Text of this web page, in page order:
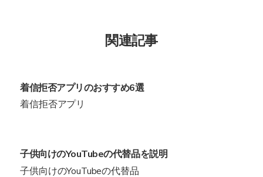
関連記事
着信拒否アプリのおすすめ6選
着信拒否アプリ
子供向けのYouTubeの代替品を説明
子供向けのYouTubeの代替品